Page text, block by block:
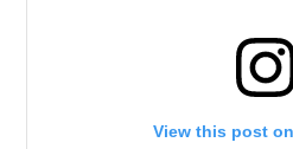
View this post